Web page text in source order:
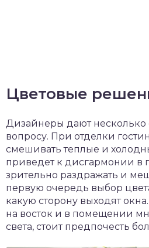
Цветовые
Дизайнеры дают несколько
вопросу. При отделки
смешивать теплые и
приведет к дисгармонии в
зрительно раздражать и
первую очередь выбор
какую сторону выходят
на восток и в помещении
света, стоит предпочесть